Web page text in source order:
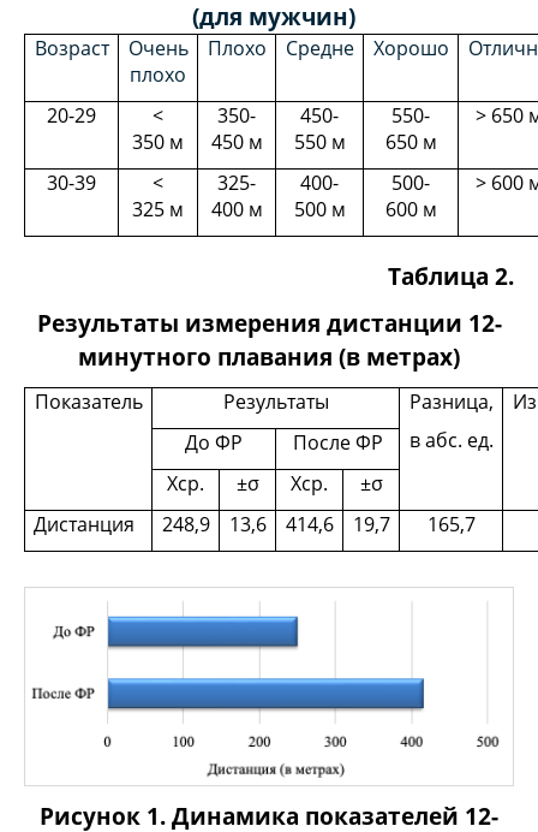
(для мужчин)
Возраст
Очень
плохо
Плохо Средне Хорошо
20-29
<
350 м
350-
450 м
450-
550 м
550-
650 м
> 650
30-39
<
325 м
325-
400 м
400-
500 м
500-
600 м
> 600
Таблица 2.
Результаты измерения дистанции 12-
минутного плавания (в метрах)
Показатель Результаты
Разница,
в абс. ед.
До ФР
После ФР
Хср.
±σ Хср.
±σ
Дистанция
248,9 13,6 414,6 19,7 165,7
Рисунок 1. Динамика показателей 12-